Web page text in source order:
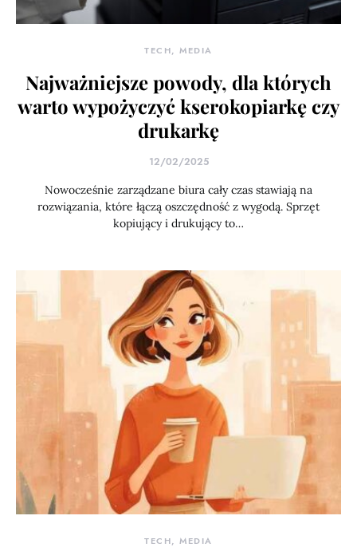
TECH, MEDIA
Najważniejsze powody, dla których
warto wypożyczyć kserokopiarkę czy
drukarkę
12/02/2025
Nowocześnie zarządzane biura cały czas stawiają na
rozwiązania, które łączą oszczędność z wygodą. Sprzęt
kopiujący i drukujący to…
TECH, MEDIA